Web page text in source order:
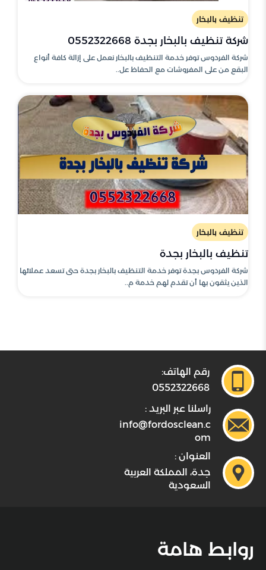
تنظيف بالبخار
شركة تنظيف بالبخار بجدة 0552322668
شركة الفردوس توفر خدمة التنظيف بالبخار نعمل على إزالة كافة أنواع
البقع من على المفروشات مع الحفاظ عل..
تنظيف بالبخار
تنظيف بالبخار بجدة
شركة الفردوس بجدة توفر خدمة التنظيف بالبخار بجدة حتى تسعد عملائها
الذين يثقون بها أن تقدم لهم خدمة م..
رقم الهاتف:
0552322668
راسلنا عبر البريد :
info@fordosclean.c
om
العنوان :
جدة، المملكة العربية
السعودية
روابط هامة